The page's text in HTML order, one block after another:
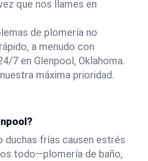
que nos llames en
de plomería no
a menudo con
7 en Glenpool, Oklahoma.
máxima prioridad.
duchas frías causen estrés
todo—plomería de baño,